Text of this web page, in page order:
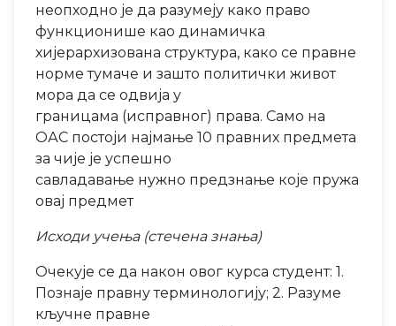
неопходно је да разумеју како право
функционише као динамичка
хијерархизована структура, како се правне
норме тумаче и зашто политички живот
мора да се одвија у
границама (исправног) права. Само на
ОАС постоји најмање 10 правних предмета
за чије је успешно
савладавање нужно предзнање које пружа
овај предмет
Исходи учења (стечена знања)
Очекује се да након овог курса студент: 1.
Познаје правну терминологију; 2. Разуме
кључне правне